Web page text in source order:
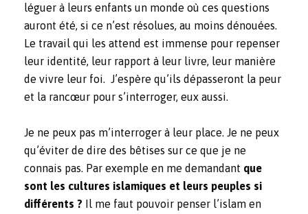
léguer à leurs enfants un monde où ces questions
auront été, si ce n’est résolues, au moins dénouées.
Le travail qui les attend est immense pour repenser
leur identité, leur rapport à leur livre, leur manière
de vivre leur foi. J’espère qu’ils dépasseront la peur
et la rancœur pour s’interroger, eux aussi.
Je ne peux pas m’interroger à leur place. Je ne peux
qu’éviter de dire des bêtises sur ce que je ne
connais pas. Par exemple en me demandant que
sont les cultures islamiques et leurs peuples si
différents ? Il me faut pouvoir penser l’islam en